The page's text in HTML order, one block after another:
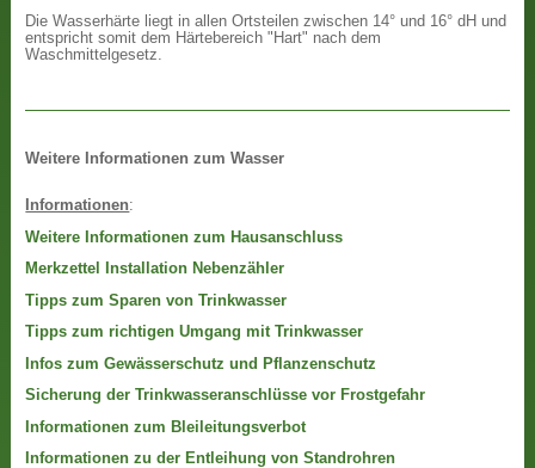
Die Wasserhärte liegt in allen Ortsteilen zwischen 14° und 16° dH und
entspricht somit dem Härtebereich "Hart" nach dem
Waschmittelgesetz.
Weitere Informationen zum Wasser
Informationen:
Weitere Informationen zum Hausanschluss
Merkzettel Installation Nebenzähler
Tipps zum Sparen von Trinkwasser
Tipps zum richtigen Umgang mit Trinkwasser
Infos zum Gewässerschutz und Pflanzenschutz
Sicherung der Trinkwasseranschlüsse vor Frostgefahr
Informationen zum Bleileitungsverbot
Informationen zu der Entleihung von Standrohren